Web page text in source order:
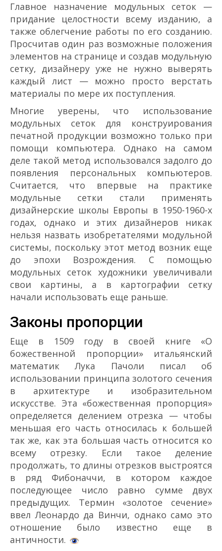
Главное назначение модульных сеток —
придание целостности всему изданию, а
также облегчение работы по его созданию.
Просчитав один раз возможные положения
элементов на странице и создав модульную
сетку, дизайнеру уже не нужно выверять
каждый лист — можно просто верстать
материалы по мере их поступления.
Многие уверены, что использование
модульных сеток для конструирования
печатной продукции возможно только при
помощи компьютера. Однако на самом
деле такой метод использовался задолго до
появления персональных компьютеров.
Считается, что впервые на практике
модульные сетки стали применять
дизайнерские школы Европы в 1950-1960-х
годах, однако и этих дизайнеров никак
нельзя назвать изобретателями модульной
системы, поскольку этот метод возник еще
до эпохи Возрождения. С помощью
модульных сеток художники увеличивали
свои картины, а в картографии сетку
начали использовать еще раньше.
Законы пропорции
Еще в 1509 году в своей книге «О
божественной пропорции» итальянский
математик Лука Пачоли писал об
использовании принципа золотого сечения
в архитектуре и изобразительном
искусстве. Эта «божественная пропорция»
определяется делением отрезка — чтобы
меньшая его часть относилась к большей
так же, как эта большая часть относится ко
всему отрезку. Если такое деление
продолжать, то длины отрезков выстроятся
в ряд Фибоначчи, в котором каждое
последующее число равно сумме двух
предыдущих. Термин «золотое сечение»
ввел Леонардо да Винчи, однако само это
отношение было известно еще в
античности.